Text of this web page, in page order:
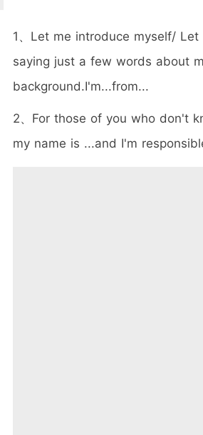
1、Let me introduce myself/
saying just a few words about
background.I'm...from...
2、For those of you who don't
my name is ...and I'm